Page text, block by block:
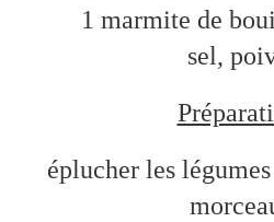
1 marmite de
sel,
éplucher les